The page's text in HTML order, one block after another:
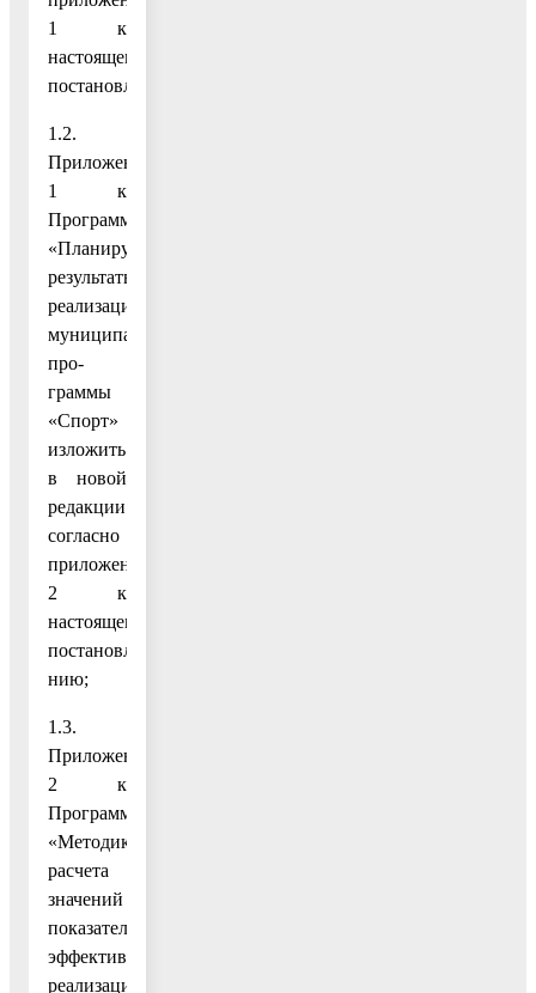
1 к
настоящему
постановлению;
1.2.
Приложение
1 к
Программе
«Планируемые
результаты
реализации
муниципальной
про-
граммы
«Спорт»
изложить
в новой
редакции
согласно
приложению
2 к
настоящему
постановле-
нию;
1.3.
Приложение
2 к
Программе
«Методика
расчета
значений
показателей
эффективности
реализации